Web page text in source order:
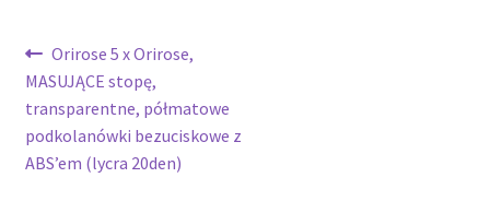
Nawigacja
wpisu
Poprzedni
wpis:
Orirose 5 x Orirose,
MASUJĄCE stopę,
transparentne, półmatowe
podkolanówki bezuciskowe z
ABS’em (lycra 20den)